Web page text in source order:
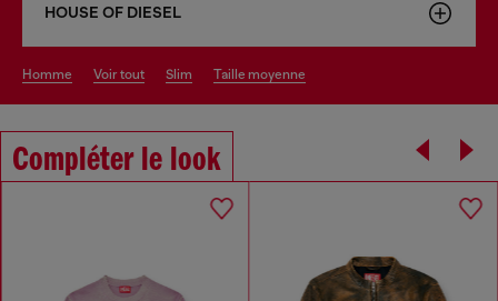
HOUSE OF DIESEL
homme voir tout slim taille moyenne
Compléter le look